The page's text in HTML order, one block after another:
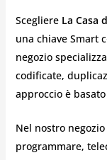
Scegliere La Casa
una chiave Smart
negozio
codificate,
approccio è
Nel nostro
programmare,